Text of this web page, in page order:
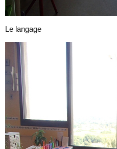
Le langage